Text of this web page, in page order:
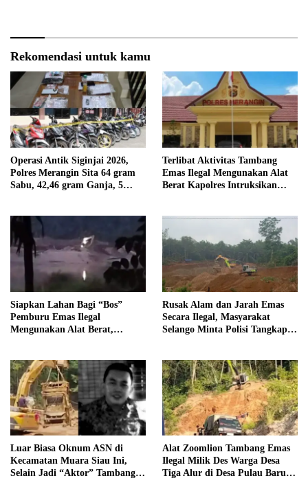
Rekomendasi untuk kamu
Operasi Antik Siginjai 2026,
Polres Merangin Sita 64 gram
Sabu, 42,46 gram Ganja, 5
Terlibat Aktivitas Tambang
Emas Ilegal Mengunakan Alat
Berat Kapolres Intruksikan
Tanjung Mudo
Siapkan Lahan Bagi “Bos”
Pemburu Emas Ilegal
Mengunakan Alat Berat,
Terancam di Pecat
Rusak Alam dan Jarah Emas
Secara Ilegal, Masyarakat
Selango Minta Polisi Tangkap
Luar Biasa Oknum ASN di
Kecamatan Muara Siau Ini,
Selain Jadi “Aktor” Tambang
Alat Zoomlion Tambang Emas
Ilegal Milik Des Warga Desa
Tiga Alur di Desa Pulau Baru